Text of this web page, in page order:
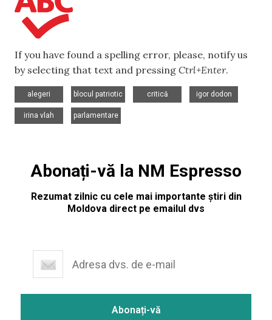
If you have found a spelling error, please, notify us
by selecting that text and pressing Ctrl+Enter.
alegeri
blocul patriotic
critică
igor dodon
irina vlah
parlamentare
Abonați-vă la NM Espresso
Rezumat zilnic cu cele mai importante știri din
Moldova direct pe emailul dvs